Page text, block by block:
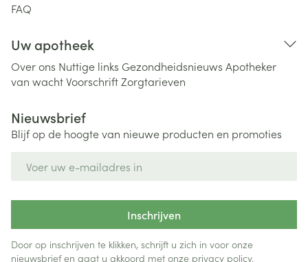
FAQ
Uw apotheek
Over ons Nuttige links Gezondheidsnieuws Apotheker
van wachtVoorschriftZorgtarieven
Nieuwsbrief
Blijf op de hoogte van nieuwe producten en promoties
Inschrijven
Door op inschrijven te klikken, schrijft u zich in voor onze
nieuwsbrief en gaat u akkoord met onze privacy policy.